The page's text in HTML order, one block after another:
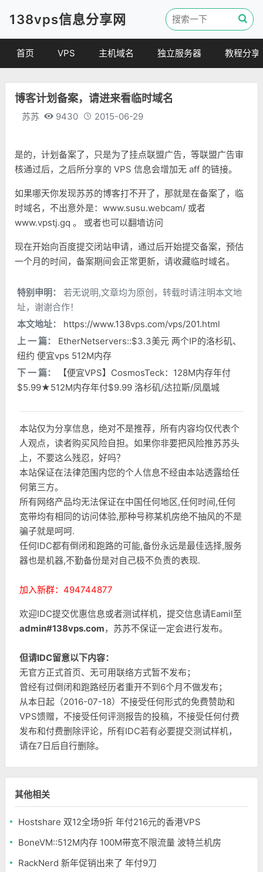
138vps信息分享网
首页 VPS
便宜VPS
VPS评测
主机域名
虚拟主机
独立服务器 教程分享
博客计划备案，请进来看临时域名
苏苏 9430 2015-06-29
是的，计划备案了，只是为了挂点联盟广告，等联盟广告审
核通过后，之后所分享的 VPS 信息会增加无 aff 的链接。
如果哪天你发现苏苏的博客打不开了，那就是在备案了，临
时域名，不出意外是：www.susu.webcam/ 或者
www.vpstj.gq 。 或者也可以翻墙访问
现在开始向百度提交闭站申请，通过后开始提交备案，预估
一个月的时间，备案期间会正常更新，请收藏临时域名。
特别申明：
若无说明,文章均为原创，转载时请注明本文地
址，谢谢合作！
本文地址：
https://www.138vps.com/vps/201.html
上 一 篇：
EtherNetservers::$3.3美元 两个IP的洛杉矶、
纽约 便宜vps 512M内存
下 一 篇：
【便宜VPS】CosmosTeck：128M内存年付
$5.99★512M内存年付$9.99 洛杉矶/达拉斯/凤凰城
本站仅为分享信息，绝对不是推荐，所有内容均仅代表个
人观点，读者购买风险自担。如果你非要把风险推苏苏头
上，不要这么残忍，好吗？
本站保证在法律范围内您的个人信息不经由本站透露给任
何第三方。
所有网络产品均无法保证在中国任何地区,任何时间,任何
宽带均有相同的访问体验,那种号称某机房绝不抽风的不是
骗子就是呵呵.
任何IDC都有倒闭和跑路的可能,备份永远是最佳选择,服务
器也是机器,不勤备份是对自己极不负责的表现.
加入新群：494744877
欢迎IDC提交优惠信息或者测试样机，提交信息请Eamil至
admin#138vps.com，苏苏不保证一定会进行发布。
但请IDC留意以下内容：
无官方正式首页、无可用联络方式暂不发布；
曾经有过倒闭和跑路经历者重开不到6个月不做发布；
从本日起（2016-07-18）不接受任何形式的免费赞助和
VPS馈赠，不接受任何评测报告的投稿，不接受任何付费
发布和付费删除评论，所有IDC若有必要提交测试样机，
请在7日后自行删除。
其他相关
Hostshare 双12全场9折 年付216元的香港VPS
BoneVM::512M内存 100M带宽不限流量 波特兰机房
RackNerd 新年促销出来了 年付9刀